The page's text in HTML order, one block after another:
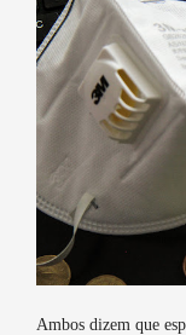
Ambos dizem que